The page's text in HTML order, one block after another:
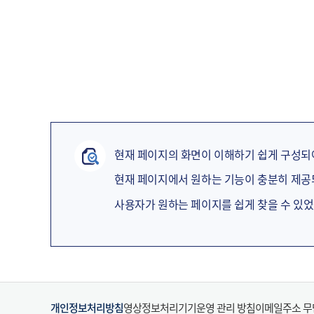
현재 페이지의 화면이 이해하기 쉽게 구성
현재 페이지에서 원하는 기능이 충분히 제
사용자가 원하는 페이지를 쉽게 찾을 수 있
개인정보처리방침영상정보처리기기운영 관리 방침이메일주소